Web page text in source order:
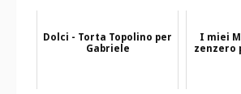
Dolci - Torta Topolino per
Gabriele
I miei
zenzero